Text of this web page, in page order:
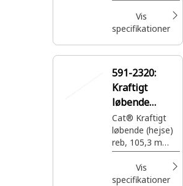
holder til
skovltandspids,
del 220-9090, til
Holdere til
fastgør
skovltænderne
til skovlens
forkant og
forhindrer
forskydning
under
gravearbejde.
Vis
specifikationer
591-2320:
Kraftigt
løbende
(hejse) reb
Cat® Kraftigt
løbende (hejse)
reb, 105,3 m
(345,6 fod)
Vis
specifikationer